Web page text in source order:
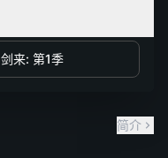
剑来: 第1季
简介